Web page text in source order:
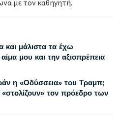
με τον καθηγητή.
μάλιστα τα έχω
μου και την αξιοπρέπεια
η «Οδύσσεια» του Τραμπ;
«στολίζουν» τον πρόεδρο των